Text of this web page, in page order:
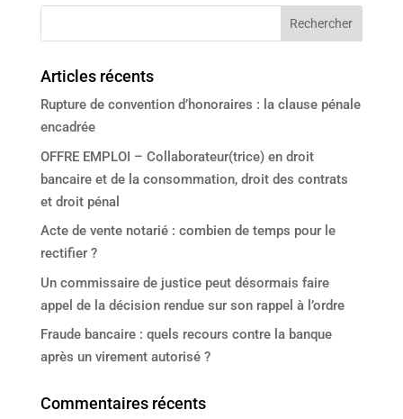
Articles récents
Rupture de convention d’honoraires : la clause pénale
encadrée
OFFRE EMPLOI – Collaborateur(trice) en droit
bancaire et de la consommation, droit des contrats
et droit pénal
Acte de vente notarié : combien de temps pour le
rectifier ?
Un commissaire de justice peut désormais faire
appel de la décision rendue sur son rappel à l’ordre
Fraude bancaire : quels recours contre la banque
après un virement autorisé ?
Commentaires récents